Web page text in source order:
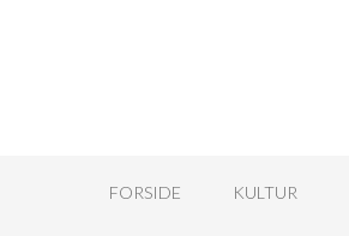
FORSIDE KULTUR